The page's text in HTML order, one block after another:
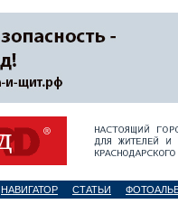
НАВИГАТОР СТАТЬИ